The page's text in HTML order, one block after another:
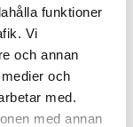
funktioner
Vi
och annan
och
med.
med annan
(36-42)
exkl. moms